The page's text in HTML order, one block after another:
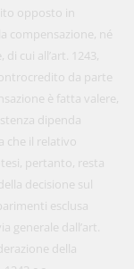
opposto in
compensazione, né
cui all’art. 1243,
da parte
è fatta valere,
dipenda
che il relativo
pertanto, resta
decisione sul
esclusa
generale dall’art.
della